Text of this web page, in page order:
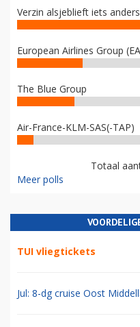
Verzin alsjeblieft iets anders
European Airlines Group
The Blue Group
Air-France-KLM-SAS(-TAP)
Totaal
Meer polls
TUI vliegtickets
Jul: 8-dg cruise Oost